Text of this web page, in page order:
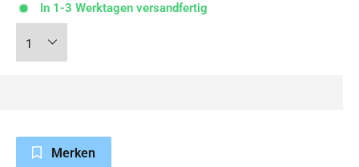
In 1-3 Werktagen versandfertig
Merken